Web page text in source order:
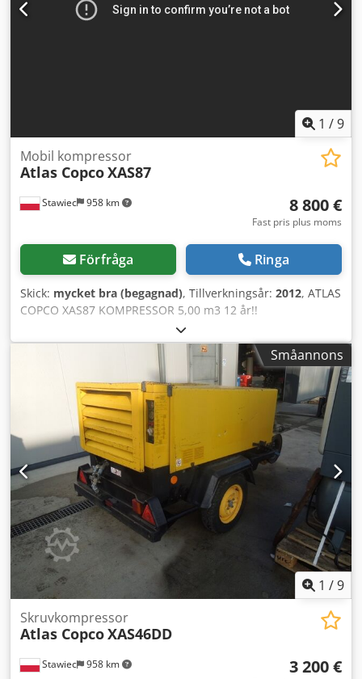
1 /9
Stawiec 958 km
Mobil kompressor
Atlas CopcoXAS87
8 800 €
Fast pris plus moms
Förfråga Ringa
Skick: mycket bra (begagnad), Tillverkningsår: 2012, ATLAS
COPCO XAS87 KOMPRESSOR 5,00 m3 12 år!!
Dieselkompressor ATLAS COPCO XAS87, maskin efter
service Tekniska data: kapacitet: 5,00 m3/min; arbetstryck:
7 bar; årsmodell: 2012; Dodstyk Tajpfx Al Rsck motor:
KUBOTA mätarställning: 1397 timmar!!! Kompressorn är
fullt fungerande och redo för användning, garanti lämnas.
Pris exkl. moms: 37.800 PLN Pris inkl. moms: 46.494 PLN
Nedan finns en länk till en video som visar maskinens drift.
Småannons
1 /9
Stawiec 958 km
Skruvkompressor
Atlas CopcoXAS46DD
3 200 €